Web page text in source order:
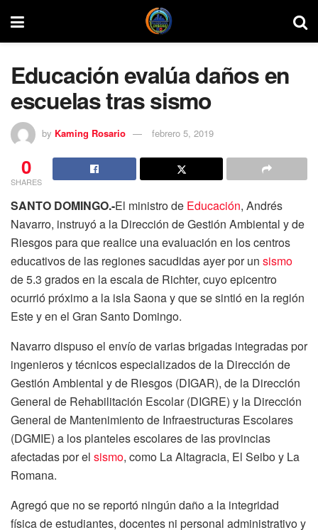
Educación evalúa daños en
escuelas tras sismo
by Kaming Rosario febrero 5, 2019
0
SHARES
SANTO DOMINGO.-El ministro de Educación, Andrés
Navarro, instruyó a la Dirección de Gestión Ambiental y de
Riesgos para que realice una evaluación en los centros
educativos de las regiones sacudidas ayer por un sismo
de 5.3 grados en la escala de Richter, cuyo epicentro
ocurrió próximo a la isla Saona y que se sintió en la región
Este y en el Gran Santo Domingo.
Navarro dispuso el envío de varias brigadas integradas por
ingenieros y técnicos especializados de la Dirección de
Gestión Ambiental y de Riesgos (DIGAR), de la Dirección
General de Rehabilitación Escolar (DIGRE) y la Dirección
General de Mantenimiento de Infraestructuras Escolares
(DGMIE) a los planteles escolares de las provincias
afectadas por el sismo, como La Altagracia, El Seibo y La
Romana.
Agregó que no se reportó ningún daño a la integridad
física de estudiantes, docentes ni personal administrativo y